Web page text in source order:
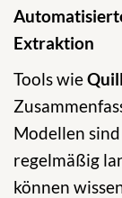
Extraktion
Tools wie
Modellen
regelmäßig
können